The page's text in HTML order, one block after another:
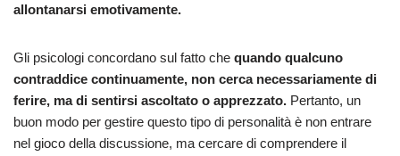
allontanarsi emotivamente.
Gli psicologi concordano sul fatto che quando qualcuno
contraddice continuamente, non cerca necessariamente di
ferire, ma di sentirsi ascoltato o apprezzato. Pertanto, un
buon modo per gestire questo tipo di personalità è non entrare
nel gioco della discussione, ma cercare di comprendere il